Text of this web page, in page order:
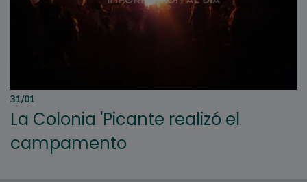
31/01
La Colonia 'Picante realizó el
campamento